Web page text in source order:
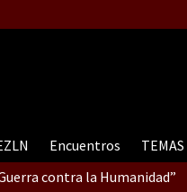
Encuentros TEMAS
contra la Humanidad”